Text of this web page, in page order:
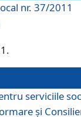
nr. 37/2011
serviciile
și